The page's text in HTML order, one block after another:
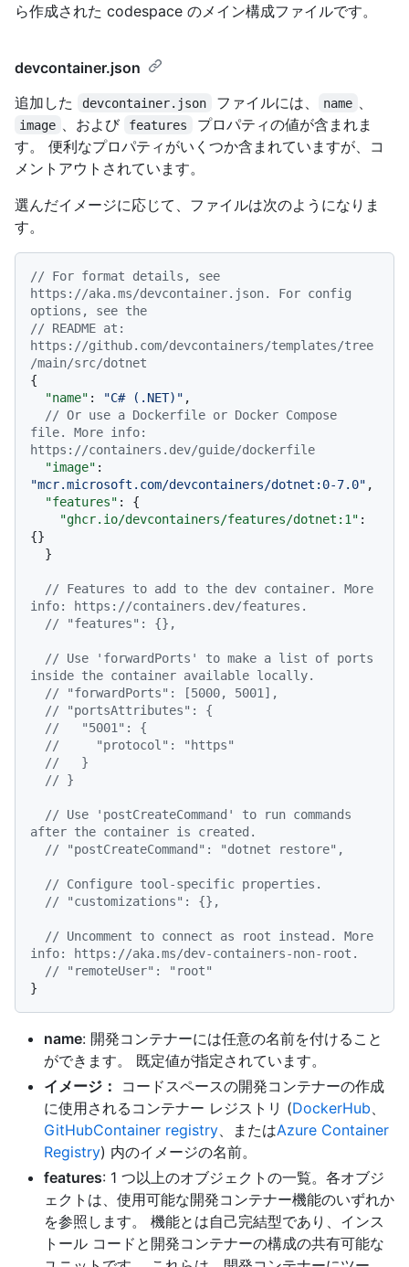
ら作成された codespace のメイン構成ファイルです。
devcontainer.json
追加した
devcontainer.json ファイルには、 name
image 、および features
プロパティの値が含まれま
す。 便利なプロパティがいくつか含まれていますが、コ
メントアウトされています。
選んだイメージに応じて、ファイルは次のようになりま
す。
// For format details, see
https://aka.ms/devcontainer.json. For config
options, see the
// README at:
https://github.com/devcontainers/templates/tree
/main/src/dotnet
{
"name" : "C# (.NET)" ,
// Or use a Dockerfile or Docker Compose
file. More info:
https://containers.dev/guide/dockerfile
"image" :
"mcr.microsoft.com/devcontainers/dotnet:0-7.0" ,
"features" :
{
"ghcr.io/devcontainers/features/dotnet:1" :
{}
}
// Features to add to the dev container. More
info: https://containers.dev/features.
// "features": {},
// Use 'forwardPorts' to make a list of ports
inside the container available locally.
// "forwardPorts": [5000, 5001],
// "portsAttributes": {
//   "5001": {
//     "protocol": "https"
//   }
// }
// Use 'postCreateCommand' to run commands
after the container is created.
// "postCreateCommand": "dotnet restore",
// Configure tool-specific properties.
// "customizations": {},
// Uncomment to connect as root instead. More
info: https://aka.ms/dev-containers-non-root.
// "remoteUser": "root"
}
name: 開発コンテナーには任意の名前を付けること
ができます。 既定値が指定されています。
イメージ：
コードスペースの開発コンテナーの作成
に使用されるコンテナー レジストリ (DockerHub
GitHubContainer registry 、またはAzure Container
Registry) 内のイメージの名前。
features: 1 つ以上のオブジェクトの一覧。各オブジ
ェクトは、使用可能な開発コンテナー機能のいずれか
を参照します。 機能とは自己完結型であり、インス
トール コードと開発コンテナーの構成の共有可能な